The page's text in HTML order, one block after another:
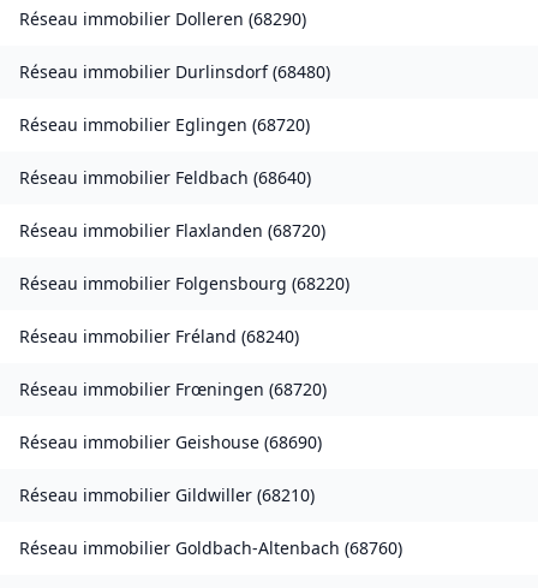
Réseau immobilier Dolleren (68290)
Réseau immobilier Durlinsdorf(68480)
Réseau immobilier Eglingen (68720)
Réseau immobilier Feldbach (68640)
Réseau immobilier Flaxlanden (68720)
Réseau immobilier Folgensbourg (68220)
Réseau immobilier Fréland (68240)
Réseau immobilier Frœningen (68720)
Réseau immobilier Geishouse (68690)
Réseau immobilier Gildwiller (68210)
Réseau immobilier Goldbach-Altenbach (68760)